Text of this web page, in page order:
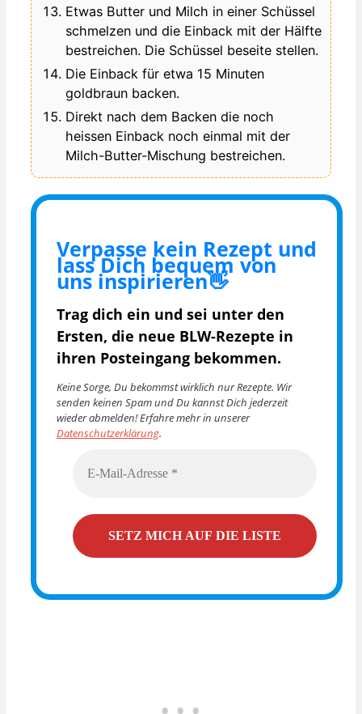
Etwas Butter und Milch in einer Schüssel
schmelzen und die Einback mit der Hälfte
bestreichen. Die Schüssel beseite stellen.
Die Einback für etwa 15 Minuten
goldbraun backen.
Direkt nach dem Backen die noch
heissen Einback noch einmal mit der
Milch-Butter-Mischung bestreichen.
Verpasse kein Rezept und
lass Dich bequem von
uns inspirieren👋
Trag dich ein und sei unter den
Ersten, die neue BLW-Rezepte in
ihren Posteingang bekommen.
Keine Sorge, Du bekommst wirklich nur Rezepte. Wir
senden keinen Spam und Du kannst Dich jederzeit
wieder abmelden! Erfahre mehr in unserer
Datenschutzerklärung.